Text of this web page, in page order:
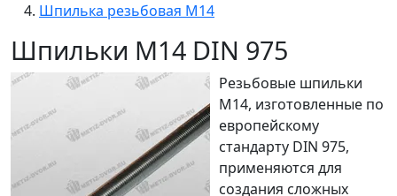
Шпилька резьбовая М14
Шпильки М14 DIN 975
Резьбовые шпильки
М14, изготовленные по
европейскому
стандарту DIN 975,
применяются для
создания сложных